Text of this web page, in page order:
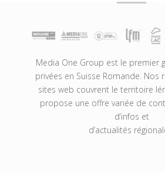
Media One Group est le premier
privées en Suisse Romande. Nos
sites web couvrent le territoire
propose une offre variée de
d’infos et
d’actualités